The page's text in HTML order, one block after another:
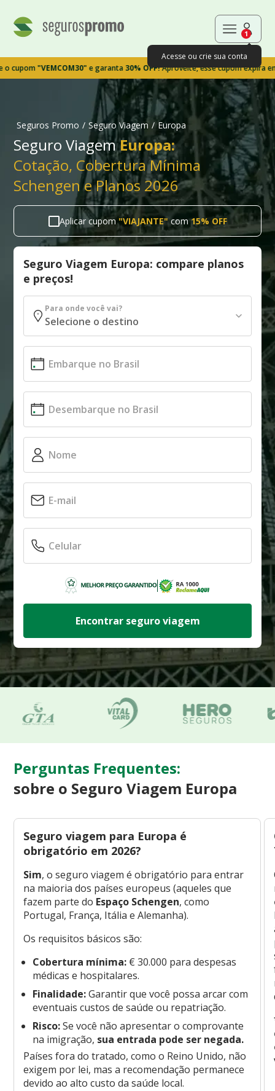
1
Acesse ou crie sua conta
"VEMCOM30"e garanta30% OFF!Aproveite, esse cupom expira em
Seguros Promo / Seguro Viagem / Europa
Seguro ViagemEuropa:
Cotação, Cobertura Mínima
Schengen e Planos 2026
Aplicar cupom "VIAJANTE"com15% OFF
Seguro Viagem Europa: compare planos
e preços!
Para onde você vai?
Encontrar seguro viagem
Perguntas Frequentes:
sobre o Seguro Viagem Europa
Seguro viagem para Europa é
obrigatório em 2026?
Sim, o seguro viagem é obrigatório para entrar
na maioria dos países europeus (aqueles que
fazem parte do Espaço Schengen, como
Portugal, França, Itália e Alemanha).
Os requisitos básicos são:
Cobertura mínima:€ 30.000 para despesas
médicas e hospitalares.
Finalidade:Garantir que você possa arcar com
eventuais custos de saúde ou repatriação.
Risco:Se você não apresentar o comprovante
na imigração, sua entrada pode ser negada.
Países fora do tratado, como o Reino Unido, não
exigem por lei, mas a recomendação permanece
devido ao alto custo da saúde local.